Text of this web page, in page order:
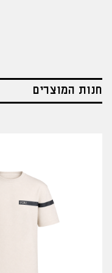
חנות המוצרים